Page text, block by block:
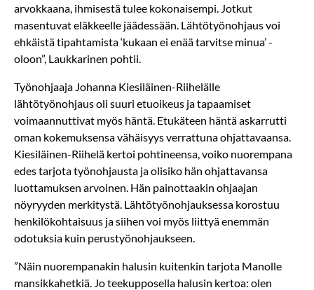
arvokkaana, ihmisestä tulee kokonaisempi. Jotkut
masentuvat eläkkeelle jäädessään. Lähtötyön­ohjaus voi
ehkäistä tipahtamista ‘kukaan ei enää tarvitse minua’ -
oloon”, Laukkarinen pohtii.
Työnohjaaja Johanna Kiesiläinen-Riihelälle
lähtötyönohjaus oli suuri etuoikeus ja tapaamiset
voimaannuttivat myös häntä. Etukäteen häntä askarrutti
oman kokemuksensa vähäisyys verrattuna ohjattavaansa.
Kiesiläinen-Riihelä kertoi pohtineensa, voiko nuorempana
edes tarjota työnohjausta ja olisiko hän ohjattavansa
luottamuksen arvoinen. Hän painottaakin ohjaajan
nöyryyden merkitystä. Lähtötyönohjauksessa korostuu
henkilökohtaisuus ja siihen voi myös liittyä enemmän
odotuksia kuin perustyönohjaukseen.
”Näin nuorempanakin halusin kuitenkin tarjota Manolle
mansikkahetkiä. Jo teekupposella halusin kertoa: olen